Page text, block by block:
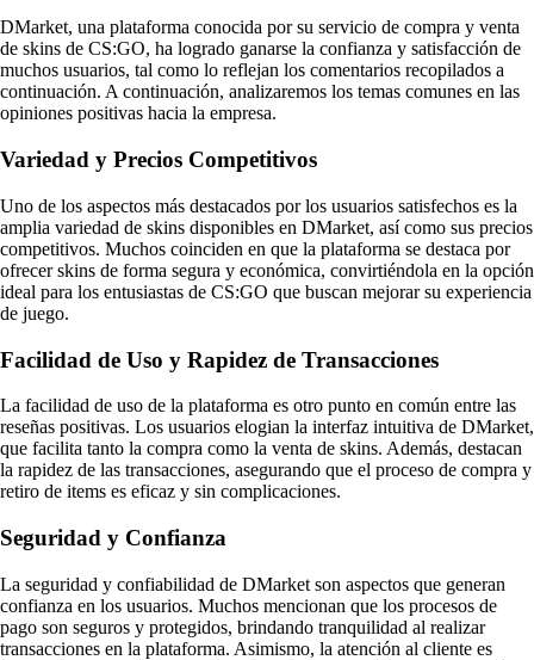
DMarket, una plataforma conocida por su servicio de compra y venta
de skins de CS:GO, ha logrado ganarse la confianza y satisfacción de
muchos usuarios, tal como lo reflejan los comentarios recopilados a
continuación. A continuación, analizaremos los temas comunes en las
opiniones positivas hacia la empresa.
Variedad y Precios Competitivos
Uno de los aspectos más destacados por los usuarios satisfechos es la
amplia variedad de skins disponibles en DMarket, así como sus precios
competitivos. Muchos coinciden en que la plataforma se destaca por
ofrecer skins de forma segura y económica, convirtiéndola en la opción
ideal para los entusiastas de CS:GO que buscan mejorar su experiencia
de juego.
Facilidad de Uso y Rapidez de Transacciones
La facilidad de uso de la plataforma es otro punto en común entre las
reseñas positivas. Los usuarios elogian la interfaz intuitiva de DMarket,
que facilita tanto la compra como la venta de skins. Además, destacan
la rapidez de las transacciones, asegurando que el proceso de compra y
retiro de items es eficaz y sin complicaciones.
Seguridad y Confianza
La seguridad y confiabilidad de DMarket son aspectos que generan
confianza en los usuarios. Muchos mencionan que los procesos de
pago son seguros y protegidos, brindando tranquilidad al realizar
transacciones en la plataforma. Asimismo, la atención al cliente es